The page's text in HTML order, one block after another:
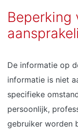
Beperking
De informatie op
informatie is niet
specifieke
persoonlijk,
gebruiker worden